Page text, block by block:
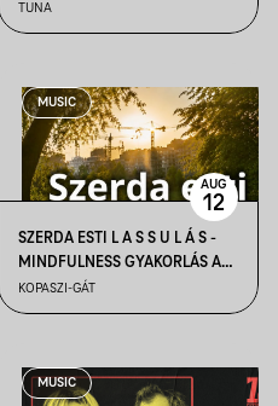
TUNA
MUSIC
SZERDA ESTI L A S S U L Á S -
MINDFULNESS GYAKORLÁS A
NAPLEMENTÉBEN
KOPASZI-GÁT
AUG
12
MUSIC